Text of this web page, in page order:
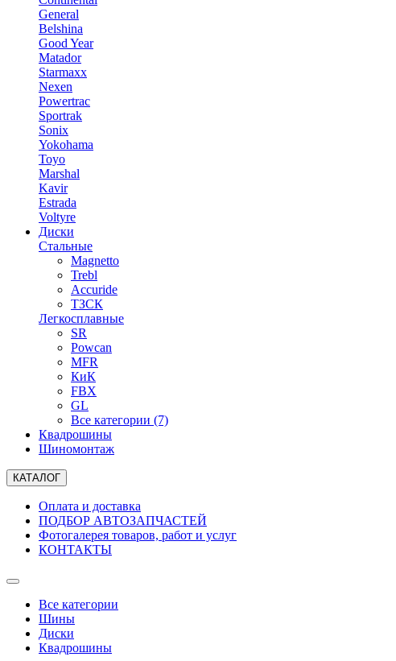
General
Belshina
Good Year
Matador
Starmaxx
Nexen
Powertrac
Sportrak
Sonix
Yokohama
Toyo
Marshal
Kavir
Estrada
Voltyre
Диски
Стальные
Magnetto
Trebl
Accuride
ТЗСК
Легкосплавные
SR
Powcan
MFR
КиК
FBX
GL
Все категории (7)
Квадрошины
Шиномонтаж
КАТАЛОГ
Оплата и доставка
ПОДБОР АВТОЗАПЧАСТЕЙ
Фотогалерея товаров, работ и услуг
КОНТАКТЫ
Все категории
Шины
Диски
Квадрошины